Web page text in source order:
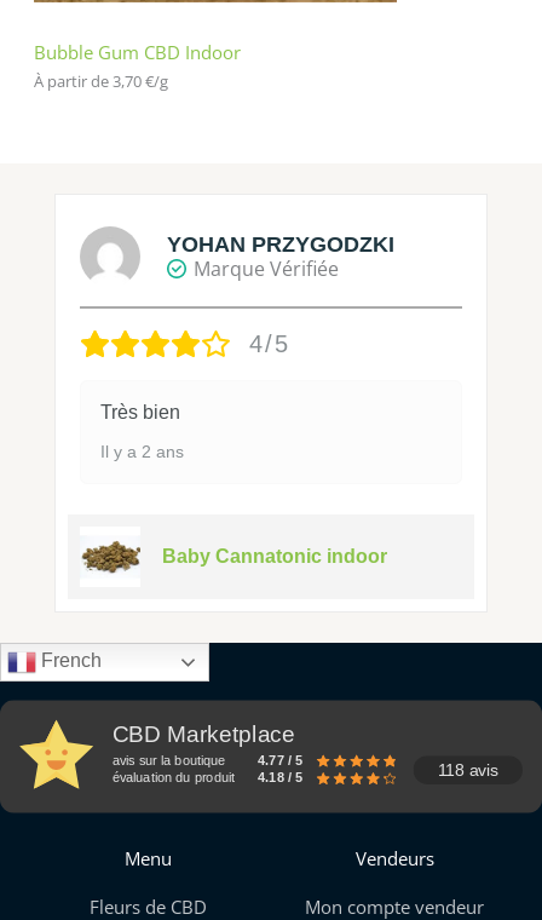
Bubble Gum CBD Indoor
À partir de 3,70€/g
YOHAN PRZYGODZKI
Marque Vérifiée
4/5
Très bien
Il y a 2 ans
Baby Cannatonic indoor
French
CBD Marketplace
avis sur la boutique
4.77 / 5
évaluation du produit
4.18 / 5 118 avis
Menu
Fleurs de CBD
Vendeurs
Mon compte vendeur